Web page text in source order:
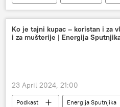
Specijalna vojna operacija u Ukrajini
Velika Britanija
Ukrajina
Ko je tajni kupac – koristan i za
i za mušterije | Energija
23 April 2024, 21:00
Podkast
Energija Sputnjika